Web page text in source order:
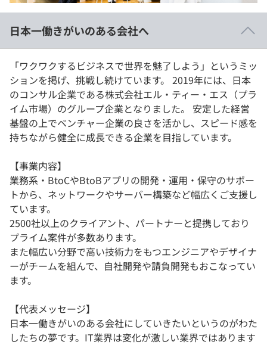
プラン
個人向けプラン
法人向けプラン
学校向けプラン
契約内容・クーポン
日本一働きがいのある会社へ
「ワクワクするビジネスで世界を魅了しよう」というミッ
ションを掲げ、挑戦し続けています。 2019年には、日本
のコンサル企業である株式会社エル・ティー・エス（プラ
イム市場）のグループ企業となりました。 安定した経営
基盤の上でベンチャー企業の良さを活かし、スピード感を
持ちながら健全に成長できる企業を目指しています。
【事業内容】
業務系・BtoCやBtoBアプリの開発・運用・保守のサポー
トから、ネットワークやサーバー構築など幅広くご支援し
ています。
2500社以上のクライアント、パートナーと提携しており
プライム案件が多数あります。
また幅広い分野で高い技術力をもつエンジニアやデザイナ
ーがチームを組んで、自社開発や請負開発もおこなってい
ます。
【代表メッセージ】
日本一働きがいのある会社にしていきたいというのがわた
したちの夢です。IT業界は変化が激しい業界ではあります